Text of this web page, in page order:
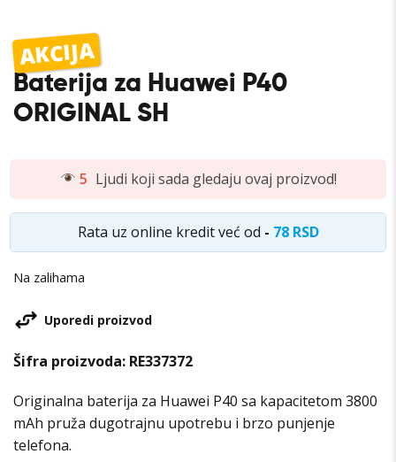
5 Ljudi koji sada gledaju ovaj proizvod!
Rata uz online kredit već od - 78 RSD
AKCIJA
Baterija za Huawei P40
ORIGINAL SH
Na zalihama
Originalna baterija za Huawei P40 sa kapacitetom 3800
mAh pruža dugotrajnu upotrebu i brzo punjenje
telefona.
Uporedi proizvod
Šifra proizvoda: RE337372